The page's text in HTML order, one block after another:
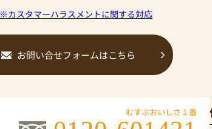
※カスタマーハラスメントに関する対応
お問い合せフォームはこちら
むすぶおいしさ１番